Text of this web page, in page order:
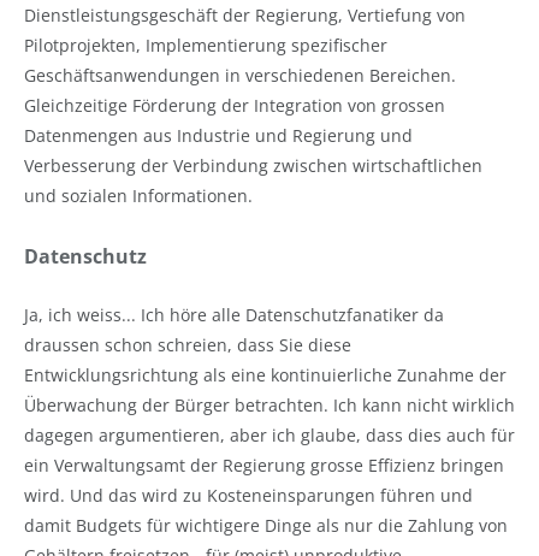
Dienstleistungsgeschäft der Regierung, Vertiefung von
Pilotprojekten, Implementierung spezifischer
Geschäftsanwendungen in verschiedenen Bereichen.
Gleichzeitige Förderung der Integration von grossen
Datenmengen aus Industrie und Regierung und
Verbesserung der Verbindung zwischen wirtschaftlichen
und sozialen Informationen.
Datenschutz
Ja, ich weiss... Ich höre alle Datenschutzfanatiker da
draussen schon schreien, dass Sie diese
Entwicklungsrichtung als eine kontinuierliche Zunahme der
Überwachung der Bürger betrachten. Ich kann nicht wirklich
dagegen argumentieren, aber ich glaube, dass dies auch für
ein Verwaltungsamt der Regierung grosse Effizienz bringen
wird. Und das wird zu Kosteneinsparungen führen und
damit Budgets für wichtigere Dinge als nur die Zahlung von